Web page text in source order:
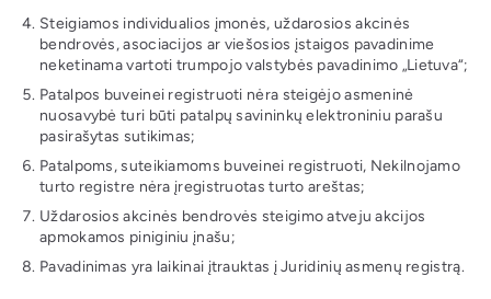
Steigiamos individualios įmonės, uždarosios akcinės
bendrovės, asociacijos ar viešosios įstaigos pavadinime
neketinama vartoti trumpojo valstybės pavadinimo „Lietuva“;
Patalpos buveinei registruoti nėra steigėjo asmeninė
nuosavybė turi būti patalpų savininkų elektroniniu parašu
pasirašytas sutikimas;
Patalpoms, suteikiamoms buveinei registruoti, Nekilnojamo
turto registre nėra įregistruotas turto areštas;
Uždarosios akcinės bendrovės steigimo atveju akcijos
apmokamos piniginiu įnašu;
Pavadinimas yra laikinai įtrauktas į Juridinių asmenų registrą.